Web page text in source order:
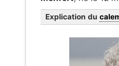
Explication du